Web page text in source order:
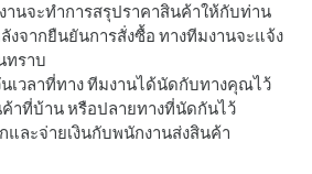
านจะทำการสรุปราคาสินค้าให้กับท่าน
งจากยืนยันการสั่งซื้อ ทางทีมงานจะแจ้ง
ทราบ
เวลาที่ทาง ทีมงานได้นัดกับทางคุณไว้
าที่บ้าน หรือปลายทางที่นัดกันไว้
และจ่ายเงินกับพนักงานส่งสินค้า